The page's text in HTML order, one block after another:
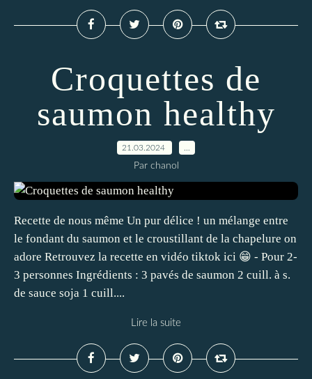
Croquettes de
saumon healthy
21.03.2024
Par chanol
Recette de nous même Un pur délice ! un mélange entre
le fondant du saumon et le croustillant de la chapelure on
adore Retrouvez la recette en vidéo tiktok ici 😁 - Pour 2-
3 personnes Ingrédients : 3 pavés de saumon 2 cuill. à s.
de sauce soja 1 cuill....
Lire la suite